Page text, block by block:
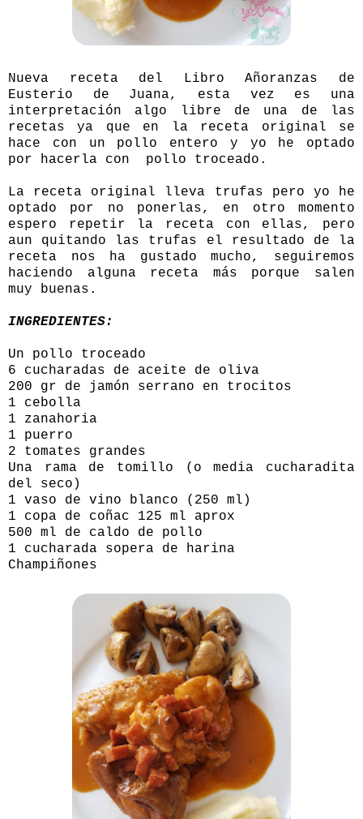
Nueva receta del Libro Añoranzas de
Eusterio de Juana, esta vez es una
interpretación algo libre de una de las
recetas ya que en la receta original se
hace con un pollo entero y yo he optado
por hacerla con pollo troceado.
La receta original lleva trufas pero yo he
optado por no ponerlas, en otro momento
espero repetir la receta con ellas, pero
aun quitando las trufas el resultado de la
receta nos ha gustado mucho, seguiremos
haciendo alguna receta más porque salen
muy buenas.
INGREDIENTES:
Un pollo troceado
6 cucharadas de aceite de oliva
200 gr de jamón serrano en trocitos
1 cebolla
1 zanahoria
1 puerro
2 tomates grandes
Una rama de tomillo (o media cucharadita
del seco)
1 vaso de vino blanco (250 ml)
1 copa de coñac 125 ml aprox
500 ml de caldo de pollo
1 cucharada sopera de harina
Champiñones